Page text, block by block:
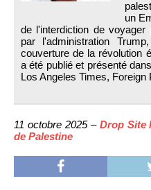
un
de l'interdiction de
par l'administration
couverture de la révolution
a été publié et présenté
Los Angeles Times,
11 octobre 2025 – Drop Site
de Palestine